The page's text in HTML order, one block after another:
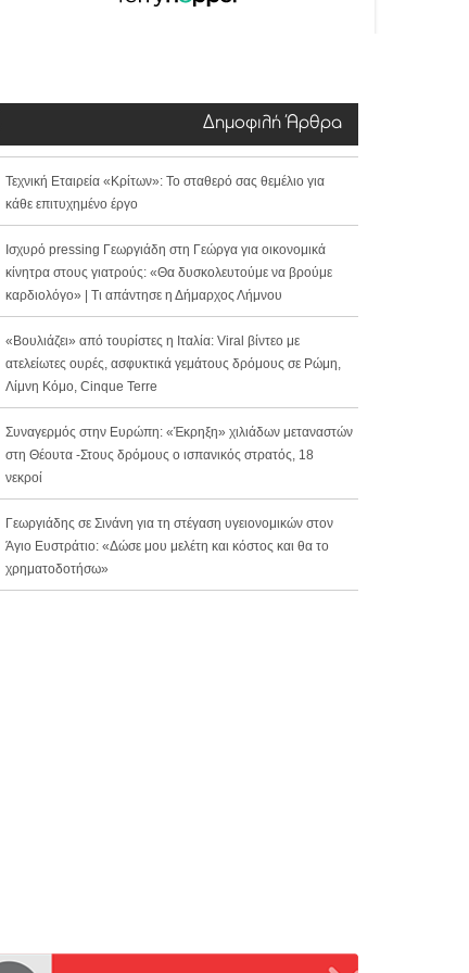
Δημοφιλή Άρθρα
Τεχνική Εταιρεία «Κρίτων»: Το σταθερό σας θεμέλιο για
κάθε επιτυχημένο έργο
Ισχυρό pressing Γεωργιάδη στη Γεώργα για οικονομικά
κίνητρα στους γιατρούς: «Θα δυσκολευτούμε να βρούμε
καρδιολόγο» | Τι απάντησε η Δήμαρχος Λήμνου
«Βουλιάζει» από τουρίστες η Ιταλία: Viral βίντεο με
ατελείωτες ουρές, ασφυκτικά γεμάτους δρόμους σε Ρώμη,
Λίμνη Κόμο, Cinque Terre
Συναγερμός στην Ευρώπη: «Έκρηξη» χιλιάδων μεταναστών
στη Θέουτα -Στους δρόμους ο ισπανικός στρατός, 18
νεκροί
Γεωργιάδης σε Σινάνη για τη στέγαση υγειονομικών στον
Άγιο Ευστράτιο: «Δώσε μου μελέτη και κόστος και θα το
χρηματοδοτήσω»